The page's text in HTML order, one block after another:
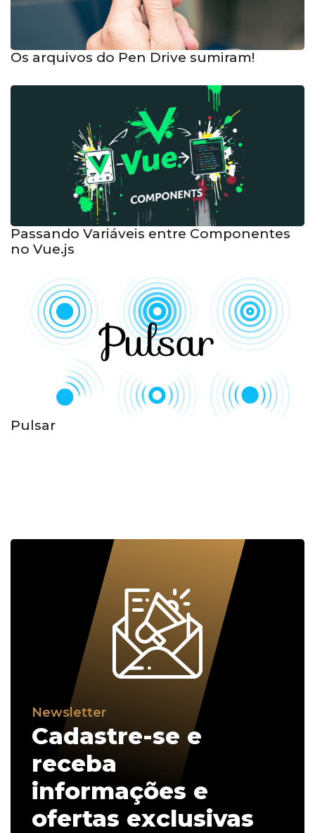
Os arquivos do Pen Drive sumiram!
Passando Variáveis entre Componentes
no Vue.js
Pulsar
Newsletter
Cadastre-se e
receba
informações e
ofertas exclusivas